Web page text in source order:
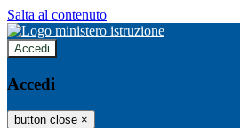
Salta al contenuto
Accedi
Accedi
button close ×